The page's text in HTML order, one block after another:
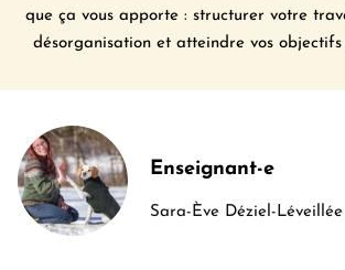
que ça vous apporte : structurer votre
désorganisation et atteindre vos objectifs
Enseignant-e
Sara-Ève Déziel-Léveillée